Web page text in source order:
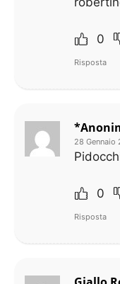
0
Risposta
28 Gennaio
0
Risposta